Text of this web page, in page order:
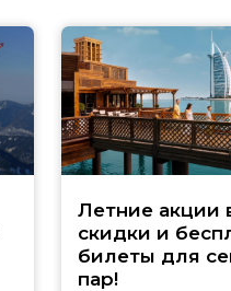
Летние акции
скидки и
билеты для
пар!